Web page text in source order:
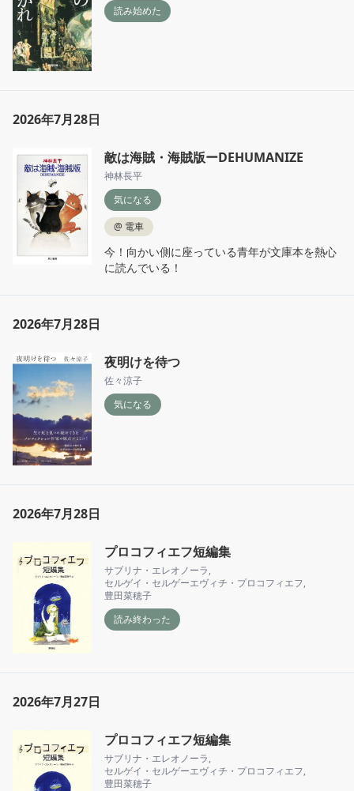
読み始めた
2026年7月28日
敵は海賊・海賊版ーDEHUMANIZE
神林長平
気になる
@ 電車
今！向かい側に座っている青年が文庫本を熱心
に読んでいる！
2026年7月28日
夜明けを待つ
佐々涼子
気になる
2026年7月28日
プロコフィエフ短編集
サブリナ・エレオノーラ,
セルゲイ・セルゲーエヴィチ・プロコフィエフ,
豊田菜穂子
読み終わった
2026年7月27日
プロコフィエフ短編集
サブリナ・エレオノーラ,
セルゲイ・セルゲーエヴィチ・プロコフィエフ,
豊田菜穂子